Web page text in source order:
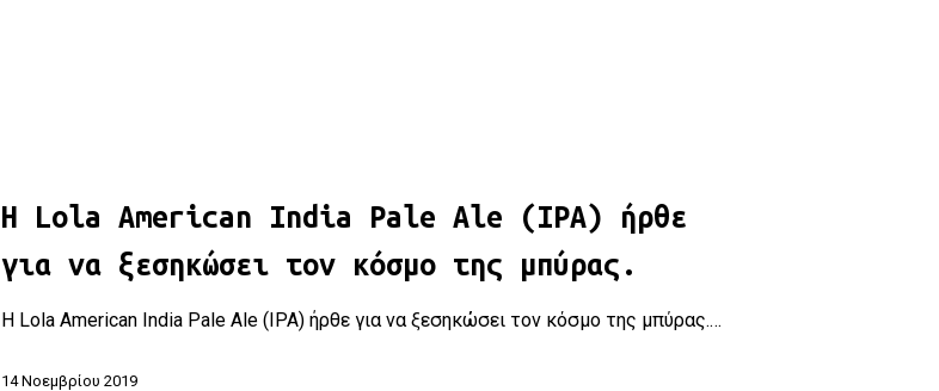
H Lola American India Pale Ale (IPA) ήρθε
για να ξεσηκώσει τον κόσμο της μπύρας.
H Lola American India Pale Ale (IPA) ήρθε για να ξεσηκώσει τον κόσμο της μπύρας.…
14 Νοεμβρίου 2019